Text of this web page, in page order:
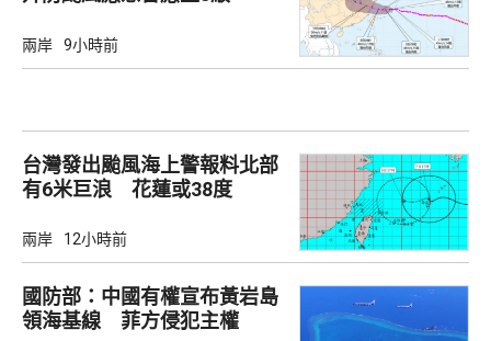
兩岸 9小時前
台灣發出颱風海上警報料北部
有6米巨浪 花蓮或38度
兩岸 12小時前
國防部：中國有權宣布黃岩島
領海基線 菲方侵犯主權